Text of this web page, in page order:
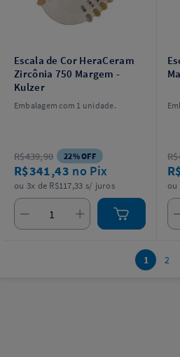
Escala de Cor HeraCeram
Zircônia 750 Margem -
Kulzer
Embalagem com 1 unidade.
R$439,90 22% OFF
R$341,43 no Pix
ou 3x de R$117,33 s/ juros ou
1 2